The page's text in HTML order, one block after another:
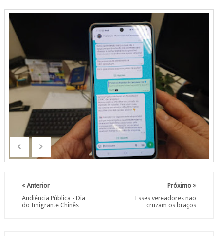
Próximo
Esses vereadores não
cruzam os braços
Anterior
Audiência Pública - Dia
do Imigrante Chinês